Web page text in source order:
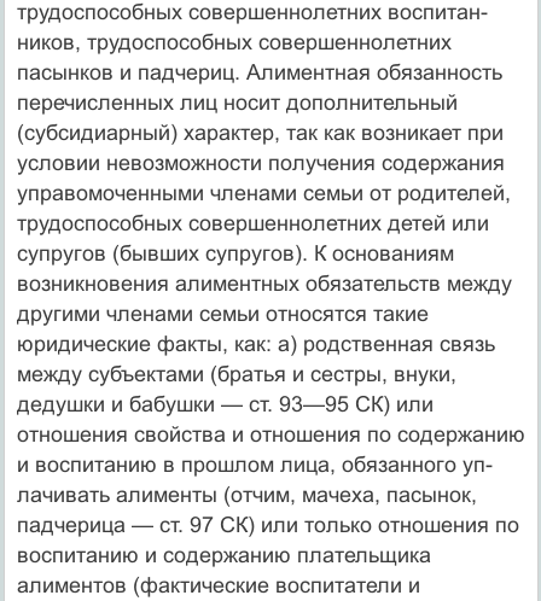
трудоспособных совершеннолетних воспитан­
ников, трудоспособных совершеннолетних
пасынков и падче­риц. Алиментная обязанность
перечисленных лиц носит допол­нительный
(субсидиарный) характер, так как возникает при
условии невозможности получения содержания
управомоченными членами семьи от родителей,
трудоспособных совершен­нолетних детей или
супругов (бывших супругов). К основаниям
возникновения алиментных обязательств между
другими члена­ми семьи относятся такие
юридические факты, как: а) родствен­ная связь
между субъектами (братья и сестры, внуки,
дедушки и бабушки — ст. 93—95 СК) или
отношения свойства и отношения по содержанию
и воспитанию в прошлом лица, обязанного уп­
лачивать алименты (отчим, мачеха, пасынок,
падчерица — ст. 97 СК) или только отношения по
воспитанию и содержанию платель­щика
алиментов (фактические воспитатели и